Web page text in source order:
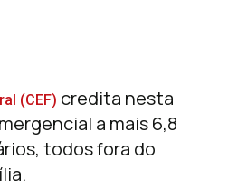
(CEF) credita nesta
a mais 6,8
todos fora do